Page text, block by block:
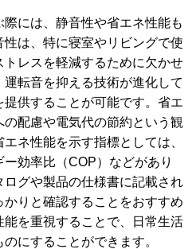
には、静音性や省エネ性能も
は、特に寝室やリビングで使
レスを軽減するために欠かせ
転音を抑える技術が進化して
供することが可能です。省エ
配慮や電気代の節約という観
ネ性能を示す指標としては、
効率比（COP）などがあり
ログや製品の仕様書に記載され
りと確認することをおすすめ
能を重視することで、日常生活
にすることができます。